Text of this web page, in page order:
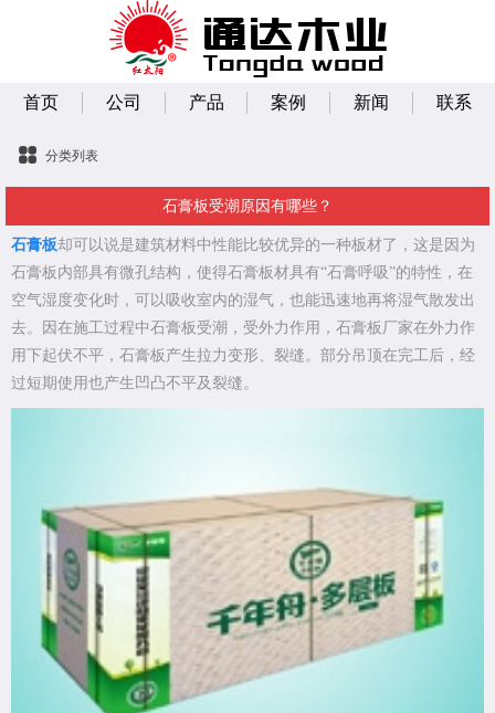
首页 公司 产品 案例 新闻 联系
分类列表
石膏板受潮原因有哪些？
石膏板却可以说是建筑材料中性能比较优异的一种板材了，这是因为
石膏板内部具有微孔结构，使得石膏板材具有“石膏呼吸”的特性，在
空气湿度变化时，可以吸收室内的湿气，也能迅速地再将湿气散发出
去。因在施工过程中石膏板受潮，受外力作用，石膏板厂家在外力作
用下起伏不平，石膏板产生拉力变形、裂缝。部分吊顶在完工后，经
过短期使用也产生凹凸不平及裂缝。